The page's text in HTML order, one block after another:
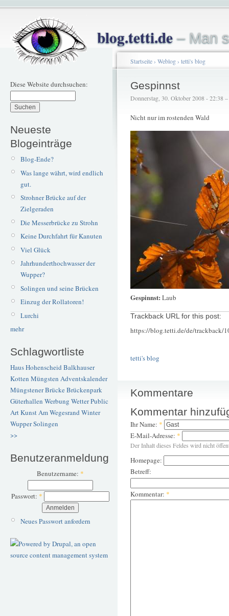
blog.tetti.de– Man
Diese Website durchsuchen:
Neueste
Blogeinträge
Blog-Ende?
Was lange währt, wird endlich
gut.
Strohner Brücke auf der
Zielgeraden
Die Messerbrücke zu Strohn
Keine Durchfahrt für Kanuten
Viel Glück
Jahrhunderthochwasser der
Wupper?
Solingen und seine Brücken
Einzug der Rollatoren!
Lurchi
mehr
Schlagwortliste
Haus Hohenscheid Balkhauser
Kotten Müngsten Adventskalender
Müngstener BrückeBrückenpark
Güterhallen Werbung WetterPublic
ArtKunstAm Wegesrand Winter
WupperSolingen
>>
Benutzeranmeldung
Benutzername: *
Passwort: *
Neues Passwort anfordern
Startseite› Weblog› tetti's blog
Gespinnst
Donnerstag, 30. Oktober 2008 - 22:38
Nicht nur im rostenden Wald
Gespinnst: Laub
Trackback URL for this post:
https://blog.tetti.de/de/trackback/
tetti's blog
Kommentare
Kommentar
Ihr Name: *
E-Mail-Adresse: *
Der Inhalt dieses Feldes wird nicht
Homepage:
Betreff:
Kommentar: *